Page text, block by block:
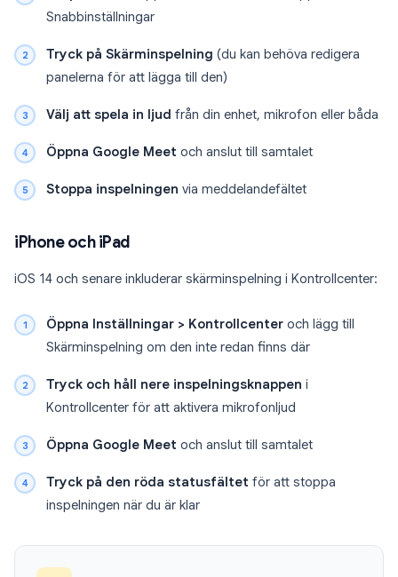
Snabbinställningar
Tryck på Skärminspelning (du kan behöva redigera
panelerna för att lägga till den)
Välj att spela in ljud från din enhet, mikrofon eller båda
Öppna Google Meet och anslut till samtalet
Stoppa inspelningen via meddelandefältet
iPhone och iPad
iOS 14 och senare inkluderar skärminspelning i Kontrollcenter:
Öppna Inställningar > Kontrollcenter och lägg till
Skärminspelning om den inte redan finns där
Tryck och håll nere inspelningsknappen i
Kontrollcenter för att aktivera mikrofonljud
Öppna Google Meet och anslut till samtalet
Tryck på den röda statusfältet för att stoppa
inspelningen när du är klar